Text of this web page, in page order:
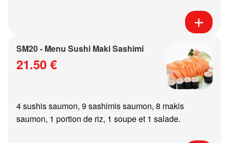
SM20 - Menu Sushi Maki Sashimi
21.50 €
4 sushis saumon, 9 sashimis saumon, 8 makis
saumon, 1 portion de riz, 1 soupe et 1 salade.